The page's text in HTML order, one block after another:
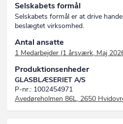
Selskabets formål
Selskabets formål er at drive
beslægtet virksomhed.
Antal ansatte
1 Medarbejder (1 årsværk, Maj
Produktionsenheder
GLASBLÆSERIET A/S
P-nr.: 1002454971
Avedøreholmen 86L, 2650